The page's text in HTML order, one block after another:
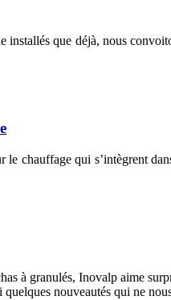
installés que déjà, nous
le chauffage qui s’intègrent
à granulés, Inovalp aime
nouveautés qui ne